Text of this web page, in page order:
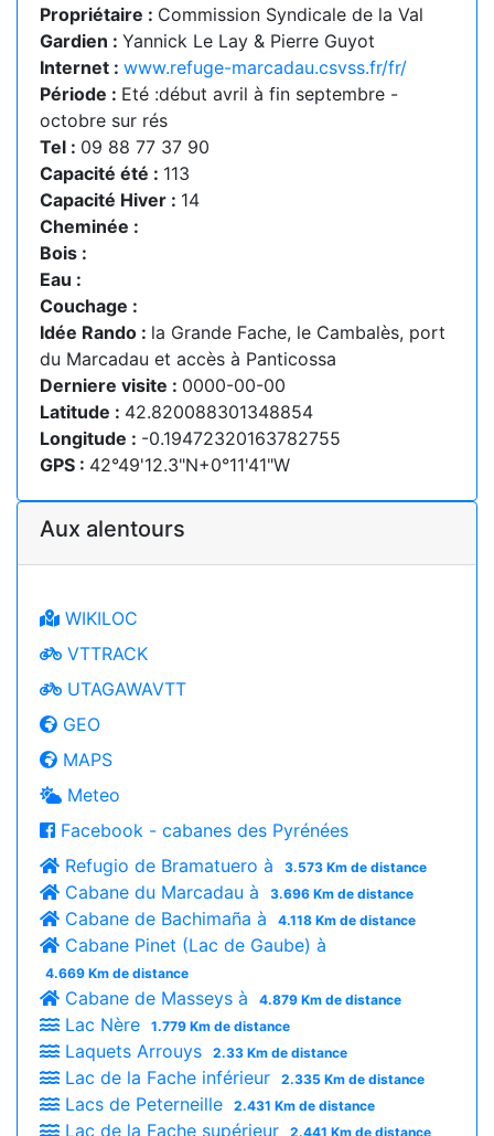
Propriétaire : Commission Syndicale de la Val
Gardien : Yannick Le Lay & Pierre Guyot
Internet : www.refuge-marcadau.csvss.fr/fr/
Période : Eté :début avril à fin septembre -
octobre sur rés
Tel : 09 88 77 37 90
Capacité été : 113
Capacité Hiver : 14
Cheminée :
Bois :
Eau :
Couchage :
Idée Rando : la Grande Fache, le Cambalès, port
du Marcadau et accès à Panticossa
Derniere visite : 0000-00-00
Latitude : 42.820088301348854
Longitude : -0.19472320163782755
GPS : 42°49'12.3"N+0°11'41"W
Aux alentours
WIKILOC
VTTRACK
UTAGAWAVTT
GEO
MAPS
Meteo
Facebook - cabanes des Pyrénées
Refugio de Bramatuero à
3.573 Km de distance
Cabane du Marcadau à 3.696 Km de distance
Cabane de Bachimaña à 4.118 Km de distance
Cabane Pinet (Lac de Gaube) à
4.669 Km de distance
Cabane de Masseys à 4.879 Km de distance
Lac Nère 1.779 Km de distance
Laquets Arrouys 2.33 Km de distance
Lac de la Fache inférieur 2.335 Km de distance
Lacs de Peterneille 2.431 Km de distance
Lac de la Fache supérieur 2.441 Km de distance